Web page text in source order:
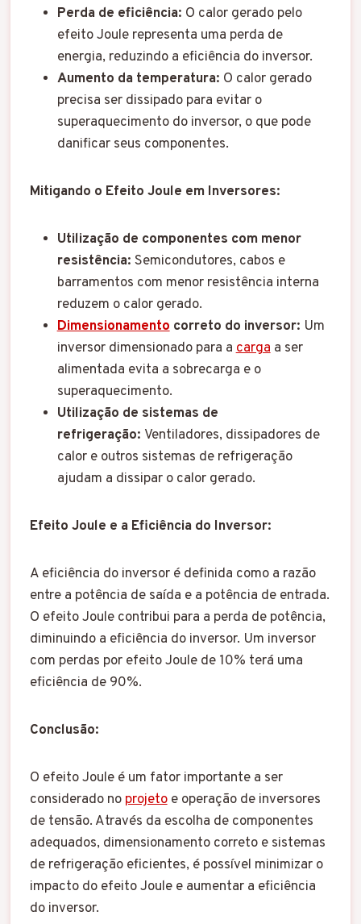
Perda de eficiência: O calor gerado pelo
efeito Joule representa uma perda de
energia, reduzindo a eficiência do inversor.
Aumento da temperatura: O calor gerado
precisa ser dissipado para evitar o
superaquecimento do inversor, o que pode
danificar seus componentes.
Mitigando o Efeito Joule em Inversores:
Utilização de componentes com menor
resistência: Semicondutores, cabos e
barramentos com menor resistência interna
reduzem o calor gerado.
Dimensionamentocorreto do inversor: Um
inversor dimensionado para acargaa ser
alimentada evita a sobrecarga e o
superaquecimento.
Utilização de sistemas de
refrigeração: Ventiladores, dissipadores de
calor e outros sistemas de refrigeração
ajudam a dissipar o calor gerado.
Efeito Joule e a Eficiência do Inversor:
A eficiência do inversor é definida como a razão
entre a potência de saída e a potência de entrada.
O efeito Joule contribui para a perda de potência,
diminuindo a eficiência do inversor. Um inversor
com perdas por efeito Joule de 10% terá uma
eficiência de 90%.
Conclusão:
O efeito Joule é um fator importante a ser
considerado no projetoe operação de inversores
de tensão. Através da escolha de componentes
adequados, dimensionamento correto e sistemas
de refrigeração eficientes, é possível minimizar o
impacto do efeito Joule e aumentar a eficiência
do inversor.